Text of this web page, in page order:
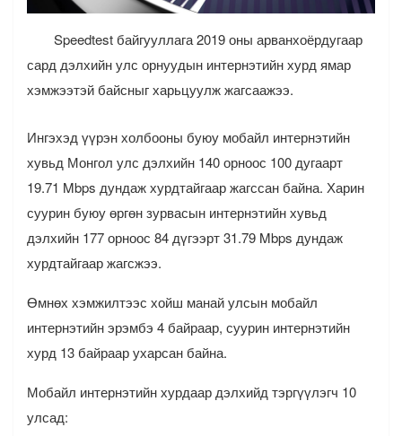
Speedtest байгууллага 2019 оны арванхоёрдугаар
сард дэлхийн улс орнуудын интернэтийн хурд ямар
хэмжээтэй байсныг харьцуулж жагсаажээ.
Ингэхэд үүрэн холбооны буюу мобайл интернэтийн
хувьд Монгол улс дэлхийн 140 орноос 100 дугаарт
19.71 Mbps дундаж хурдтайгаар жагссан байна. Харин
суурин буюу өргөн зурвасын интернэтийн хувьд
дэлхийн 177 орноос 84 дүгээрт 31.79 Mbps дундаж
хурдтайгаар жагсжээ.
Өмнөх хэмжилтээс хойш манай улсын мобайл
интернэтийн эрэмбэ 4 байраар, суурин интернэтийн
хурд 13 байраар ухарсан байна.
Мобайл интернэтийн хурдаар дэлхийд тэргүүлэгч 10
улсад: